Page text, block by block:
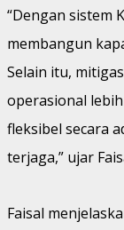
“Dengan sistem
membangun
Selain itu,
operasional
fleksibel secara
terjaga,” ujar
Faisal